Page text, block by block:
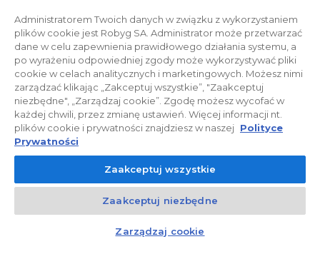
Czat z doradcą
Administratorem Twoich danych w związku z wykorzystaniem
plików cookie jest Robyg SA. Administrator może przetwarzać
dane w celu zapewnienia prawidłowego działania systemu, a
po wyrażeniu odpowiedniej zgody może wykorzystywać pliki
cookie w celach analitycznych i marketingowych. Możesz nimi
zarządzać klikając „Zakceptuj wszystkie”, "Zaakceptuj
niezbędne", „Zarządzaj cookie”. Zgodę możesz wycofać w
każdej chwili, przez zmianę ustawień. Więcej informacji nt.
plików cookie i prywatności znajdziesz w naszej Polityce
Prywatności
Zaakceptuj wszystkie
Zaakceptuj niezbędne
Zarządzaj cookie